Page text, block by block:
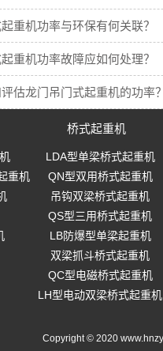
重机功率与环保有何关联？
重机功率故障应如何处理？
估龙门吊门式起重机的功率？
重机
桥式起重机
LDA型单梁桥式起重机
QN型双用桥式起重机
吊钩双梁桥式起重机
QS型三用桥式起重机
LB防爆型单梁起重机
双梁抓斗桥式起重机
QC型电磁桥式起重机
LH型电动双梁桥式起重机
Copyright © 2020